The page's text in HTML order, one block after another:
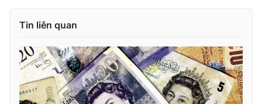
Sản phẩm
Thị trường
Tư vấn
Lịch phát sóng
Chuyên mục khác
Tin liên quan